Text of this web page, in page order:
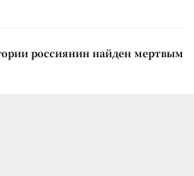
россиянин найден мертвым